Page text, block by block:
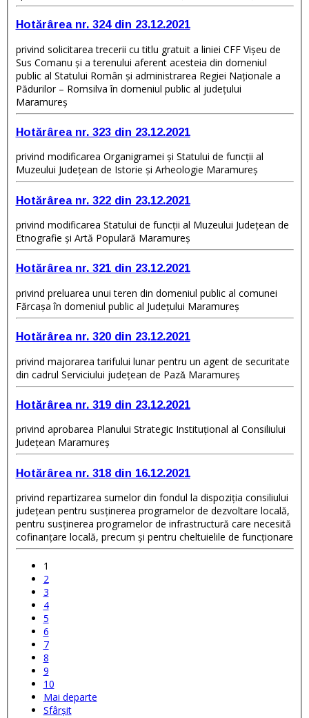
Hotărârea nr. 324 din 23.12.2021
privind solicitarea trecerii cu titlu gratuit a liniei CFF Vișeu de
Sus Comanu și a terenului aferent acesteia din domeniul
public al Statului Român și administrarea Regiei Naționale a
Pădurilor – Romsilva în domeniul public al județului
Maramureş
Hotărârea nr. 323 din 23.12.2021
privind modificarea Organigramei și Statului de funcții al
Muzeului Județean de Istorie și Arheologie Maramureș
Hotărârea nr. 322 din 23.12.2021
privind modificarea Statului de funcţii al Muzeului Județean de
Etnografie și Artă Populară Maramureș
Hotărârea nr. 321 din 23.12.2021
privind preluarea unui teren din domeniul public al comunei
Fărcașa în domeniul public al Județului Maramureș
Hotărârea nr. 320 din 23.12.2021
privind majorarea tarifului lunar pentru un agent de securitate
din cadrul Serviciului județean de Pazǎ Maramureş
Hotărârea nr. 319 din 23.12.2021
privind aprobarea Planului Strategic Instituțional al Consiliului
Județean Maramureș
Hotărârea nr. 318 din 16.12.2021
privind repartizarea sumelor din fondul la dispoziţia consiliului
judeţean pentru susţinerea programelor de dezvoltare locală,
pentru susţinerea programelor de infrastructură care necesită
cofinanţare locală, precum şi pentru cheltuielile de funcţionare
1
2
3
4
5
6
7
8
9
10
Mai departe
Sfârșit